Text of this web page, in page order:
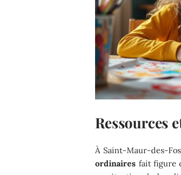
Ressources
À Saint-Maur-des-
ordinaires fait figure